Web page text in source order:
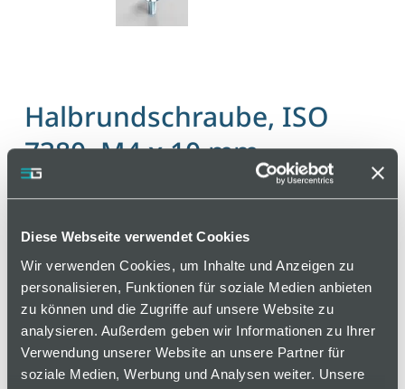
Diese Webseite verwendet Cookies
Wir verwenden Cookies, um Inhalte und Anzeigen zu
personalisieren, Funktionen für soziale Medien anbieten
zu können und die Zugriffe auf unsere Website zu
analysieren. Außerdem geben wir Informationen zu Ihrer
Verwendung unserer Website an unsere Partner für
soziale Medien, Werbung und Analysen weiter. Unsere
Halbrundschraube, ISO
7380, M4 x 10 mm
Artikelnummer 110000051 / Alte Materialnummer:
Normschraube
auf Anfrage